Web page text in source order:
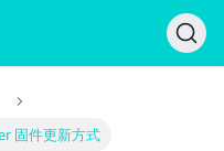
固件更新方式